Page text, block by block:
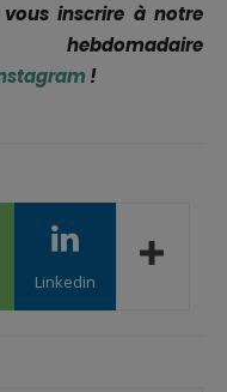
inscrire à notre
!
Linkedin